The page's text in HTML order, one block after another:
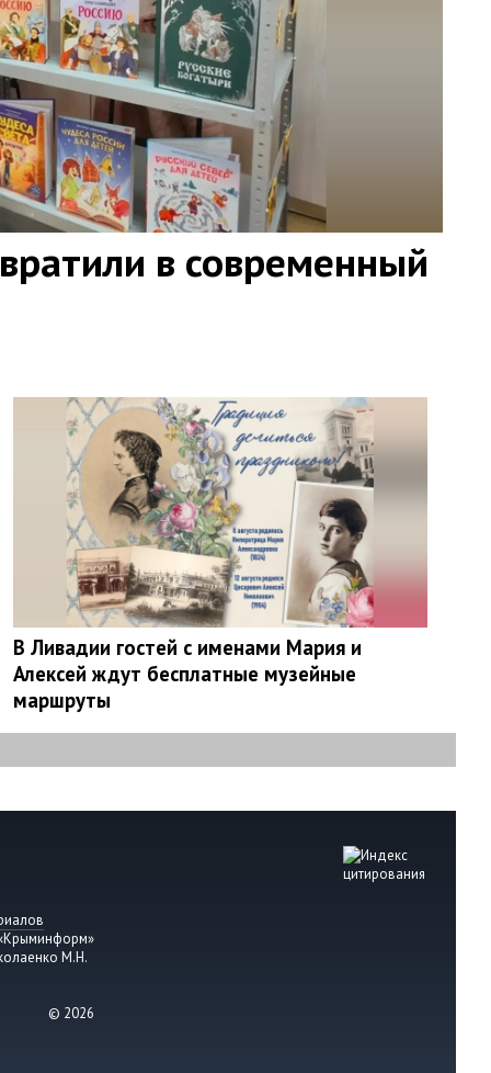
в современный
В Ливадии гостей с именами Мария и
Алексей ждут бесплатные музейные
маршруты
М.Н.
© 2026